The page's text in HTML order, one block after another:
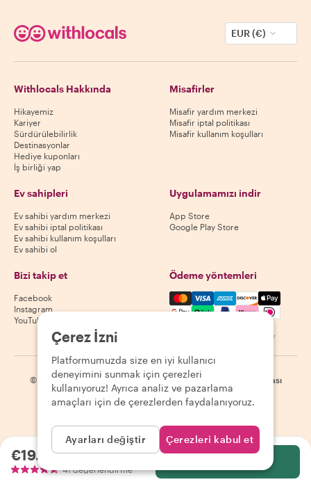
€19.85kişi başı
41 değerlendirme
EUR (€)
Withlocals Hakkında
Hikayemiz
Kariyer
Sürdürülebilirlik
Destinasyonlar
Hediye kuponları
İş birliği yap
Misafirler
Misafir yardım merkezi
Misafir iptal politikası
Misafir kullanım koşulları
Ev sahipleri
Ev sahibi yardım merkezi
Ev sahibi iptal politikası
Ev sahibi kullanım koşulları
Ev sahibi ol
Uygulamamızı indir
App Store
Google Play Store
Bizi takip et
Facebook
Instagram
YouTube
Ödeme yöntemleri
Mastercard, Visa, Amex,
Kullanılabilirlik destinasyona göre değişir
© 2026 Withlocals.com | Gizlilik Politikası | Çerezler Site haritası
Çerez İzni
Platformumuzda size en iyi kullanıcı
deneyimini sunmak için çerezleri
kullanıyoruz! Ayrıca analiz ve pazarlama
amaçları için de çerezlerden faydalanıyoruz.
Ayarları değiştir Çerezleri kabul et